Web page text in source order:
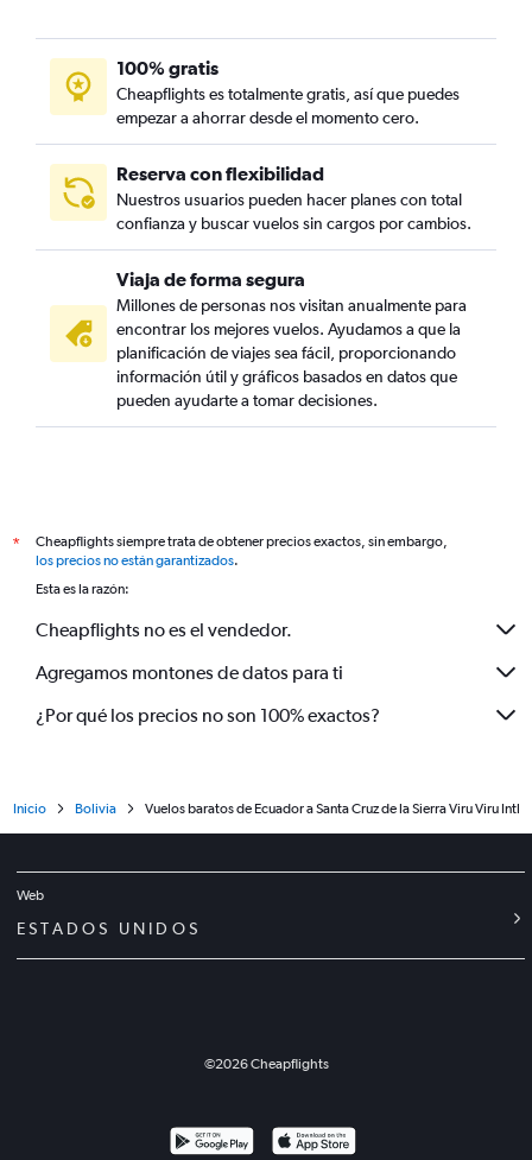
100% gratis
Cheapflights es totalmente gratis, así que puedes
empezar a ahorrar desde el momento cero.
Reserva con flexibilidad
Nuestros usuarios pueden hacer planes con total
confianza y buscar vuelos sin cargos por cambios.
Viaja de forma segura
Millones de personas nos visitan anualmente para
encontrar los mejores vuelos. Ayudamos a que la
planificación de viajes sea fácil, proporcionando
información útil y gráficos basados en datos que
pueden ayudarte a tomar decisiones.
*
Cheapflights siempre trata de obtener precios exactos, sin embargo,
los precios no están garantizados.
Esta es la razón:
Cheapflights no es el vendedor.
Agregamos montones de datos para ti
¿Por qué los precios no son 100% exactos?
Inicio Bolivia Vuelos baratos de Ecuador a Santa Cruz de la Sierra Viru Viru Intl
Web
ESTADOS UNIDOS
©2026Cheapflights